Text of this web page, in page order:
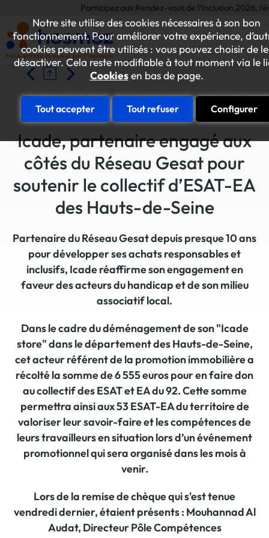
Notre site utilise des cookies nécessaires à son bon
fonctionnement. Pour améliorer votre expérience,
cookies peuvent être utilisés : vous pouvez choisir de
désactiver. Cela reste modifiable à tout moment via le
Cookiesen bas de page.
Tout accepter Tout refuser Configurer
Participez aux Rendez-vous de l'Inclusion 2026,
Accueil A la une Articles et communiqués
Icade, partenaire engagé aux
côtés du Réseau Gesat pour
soutenir le collectif d’ESAT-EA
des Hauts-de-Seine
Partenaire du Réseau Gesat depuis presque 10 ans
pour développer ses achats responsables et
inclusifs, Icade réaffirme son engagement en
faveur des acteurs du handicap et de son milieu
associatif local.
Dans le cadre du déménagement de son "Icade
store" dans le département des Hauts-de-Seine,
cet acteur référent de la promotion immobilière a
récolté la somme de 6 555 euros pour en faire don
au collectif des ESAT et EA du 92. Cette somme
permettra ainsi aux 53 ESAT-EA du territoire de
valoriser leur savoir-faire et les compétences de
leurs travailleurs en situation lors d’un événement
promotionnel qui sera organisé dans les mois à
venir.
Lors de la remise de chèque qui s'est tenue
vendredi dernier, étaient présents : Mouhannad Al
Audat, Directeur Pôle Compétences